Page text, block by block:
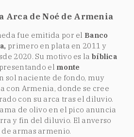
Arca de Noé de Armenia
fue emitida por el Banco
primero en plata en 2011 y
2020. Su motivo es la bíblica
el monte
sol naciente de fondo, muy
con Armenia, donde se cree
con su arca tras el diluvio.
de olivo en el pico anuncia
y fin del diluvio. El anverso
armas armenio.